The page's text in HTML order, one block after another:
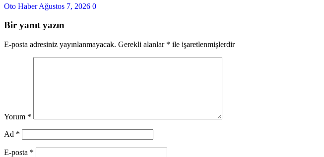
Oto HaberAğustos 7, 2026 0
Bir yanıt yazın
E-posta adresiniz yayınlanmayacak. Gerekli alanlar * ile işaretlenmişlerdir
Yorum *
Ad *
E-posta *